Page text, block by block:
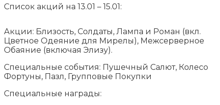
Список акций на 13.01 – 15.01:
Акции: Близость, Солдаты, Лампа и Роман (вкл.
Цветное Одеяние для Мирелы), Межсерверное
Обаяние (включая Элизу).
Специальные события: Пушечный Салют, Колесо
Фортуны, Пазл, Групповые Покупки
Специальные награды: